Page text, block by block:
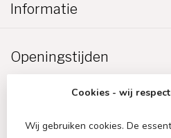
Informatie
Openingstijden
Cookies - wij
Wij gebruiken cookies. De